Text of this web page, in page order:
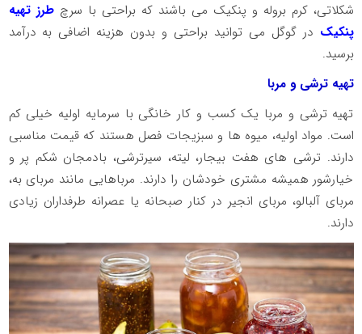
شکلاتی، کرم بروله و پنکیک می باشند که براحتی با سرچطرز تهیه
پنکیک در گوگل می توانید براحتی و بدون هزینه اضافی به درآمد
برسید.
تهیه ترشی و مربا
تهیه ترشی و مربا یک کسب و کار خانگی با سرمایه اولیه خیلی کم
است. مواد اولیه، میوه ها و سبزیجات فصل هستند که قیمت مناسبی
دارند. ترشی های هفت بیجار، لیته، سیرترشی، بادمجان شکم پر و
خیارشور همیشه مشتری خودشان را دارند. مرباهایی مانند مربای به،
مربای آلبالو، مربای انجیر در کنار صبحانه یا عصرانه طرفداران زیادی
دارند.